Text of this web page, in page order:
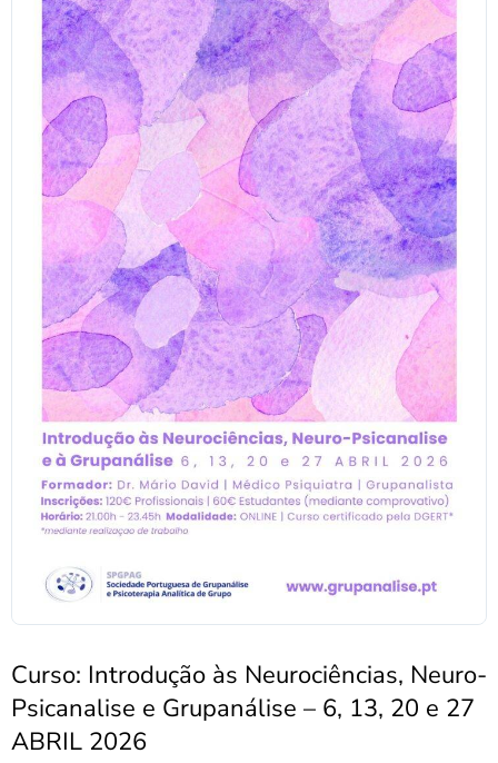
Curso: Introdução às Neurociências, Neuro-
Psicanalise e Grupanálise – 6, 13, 20 e 27
ABRIL 2026